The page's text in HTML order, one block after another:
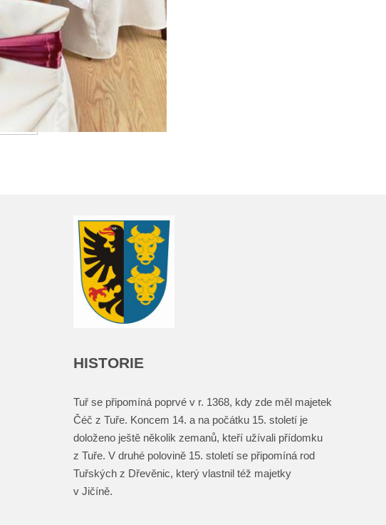
HISTORIE
Tuř se připomíná poprvé v r. 1368, kdy zde měl majetek
Čéč z Tuře. Koncem 14. a na počátku 15. století je
doloženo ještě několik zemanů, kteří užívali přídomku
z Tuře. V druhé polovině 15. století se připomíná rod
Tuřských z Dřevěnic, který vlastnil též majetky
v Jičíně.